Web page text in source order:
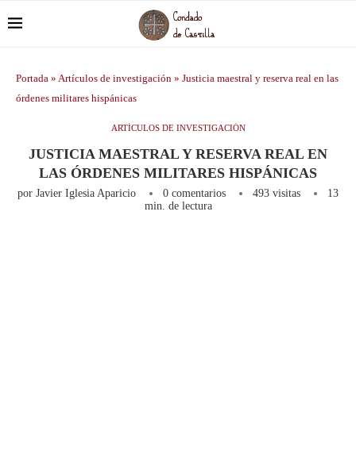
Portada » Artículos de investigación » Justicia maestral y reserva real en las
órdenes militares hispánicas
ARTÍCULOS DE INVESTIGACIÓN
JUSTICIA MAESTRAL Y RESERVA REAL EN
LAS ÓRDENES MILITARES HISPÁNICAS
por Javier Iglesia Aparicio 0 comentarios 493 visitas
13
min. de lectura